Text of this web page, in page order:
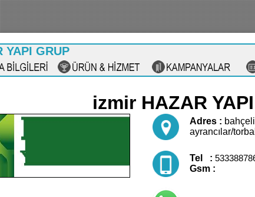
YAPI GRUP
izmir HAZAR
Adres :
ayrancılar/
Tel :
Gsm :